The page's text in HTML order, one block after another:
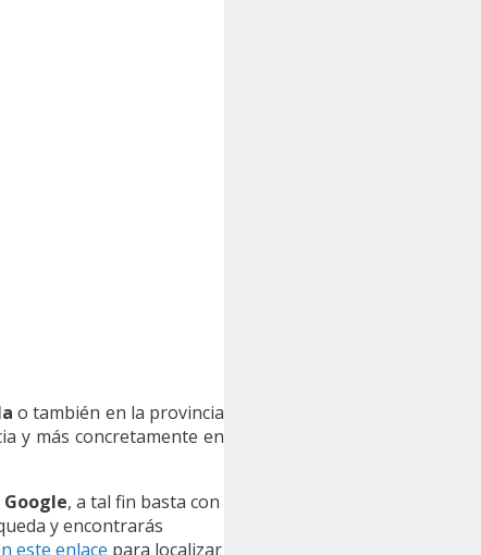
o también en la provincia
y más concretamente en
, a tal fin basta con
y encontrarás
este enlace para localizar